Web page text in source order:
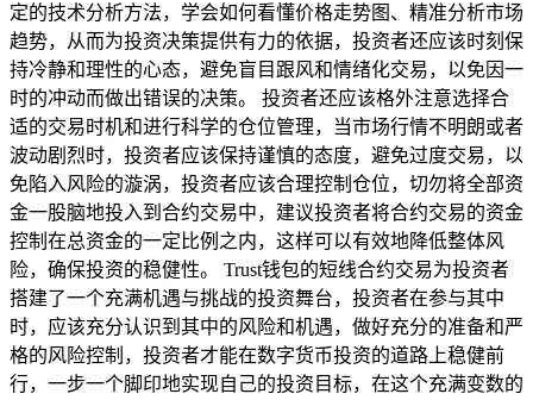
定的技术分析方法，学会如何看懂价格走势图、精准分析市场
趋势，从而为投资决策提供有力的依据，投资者还应该时刻保
持冷静和理性的心态，避免盲目跟风和情绪化交易，以免因一
时的冲动而做出错误的决策。 投资者还应该格外注意选择合
适的交易时机和进行科学的仓位管理，当市场行情不明朗或者
波动剧烈时，投资者应该保持谨慎的态度，避免过度交易，以
免陷入风险的漩涡，投资者应该合理控制仓位，切勿将全部资
金一股脑地投入到合约交易中，建议投资者将合约交易的资金
控制在总资金的一定比例之内，这样可以有效地降低整体风
险，确保投资的稳健性。 Trust钱包的短线合约交易为投资者
搭建了一个充满机遇与挑战的投资舞台，投资者在参与其中
时，应该充分认识到其中的风险和机遇，做好充分的准备和严
格的风险控制，投资者才能在数字货币投资的道路上稳健前
行，一步一个脚印地实现自己的投资目标，在这个充满变数的